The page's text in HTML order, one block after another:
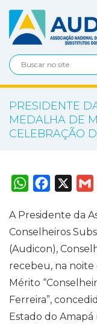
PRESIDENTE
MEDALHA DE
CELEBRAÇÃO
W
h
s
A
p
p
F
a
b
o
o
k
X
l
A Presidente da
Conselheiros
(Audicon),
recebeu, na noite
Mérito
Ferreira”,
Estado do Amapá